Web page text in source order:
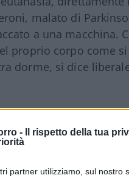
-
Il rispetto della tua
partner utilizziamo, sul nostro
malato di
a una macchina.
proprio corpo come
dorme, si dice
Elodie che ha messo il
palestinese. Vorrei